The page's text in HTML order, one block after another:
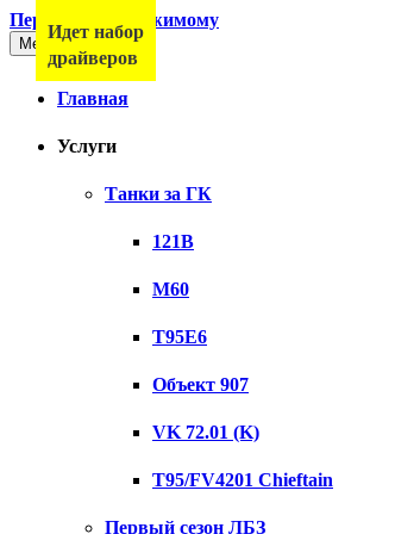
Перейти к содержимому
Меню
Главная
Услуги
Танки за ГК
121B
M60
T95E6
Объект 907
VK 72.01 (K)
T95/FV4201 Chieftain
Первый сезон ЛБЗ
Идет набор
драйверов